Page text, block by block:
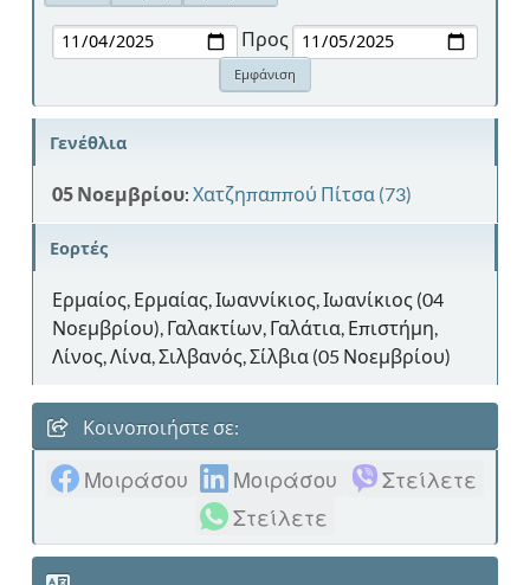
Προς
Γενέθλια
05 Νοεμβρίου: Χατζηπαππού Πίτσα (73)
Εορτές
Ερμαίος, Ερμαίας, Ιωαννίκιος, Ιωανίκιος (04
Νοεμβρίου), Γαλακτίων, Γαλάτια, Επιστήμη,
Λίνος, Λίνα, Σιλβανός, Σίλβια (05 Νοεμβρίου)
Κοινοποιήστε σε:
Μοιράσου Μοιράσου
Στείλετε
Στείλετε